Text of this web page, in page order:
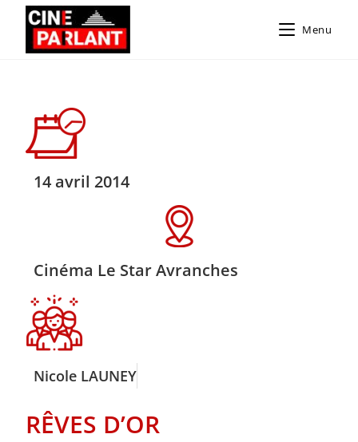
Menu
14 avril 2014
Cinéma Le Star Avranches
Nicole LAUNEY
RÊVES D’OR